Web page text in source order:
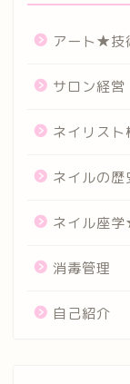
アート★技
サロン経営
ネイリスト
ネイルの歴
ネイル座
消毒管理
自己紹介